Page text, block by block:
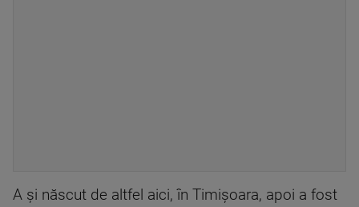
A şi născut de altfel aici, în Timişoara, apoi a fost